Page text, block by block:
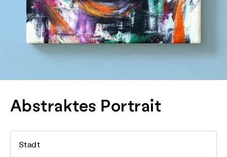
Abstraktes Portrait
Stadt